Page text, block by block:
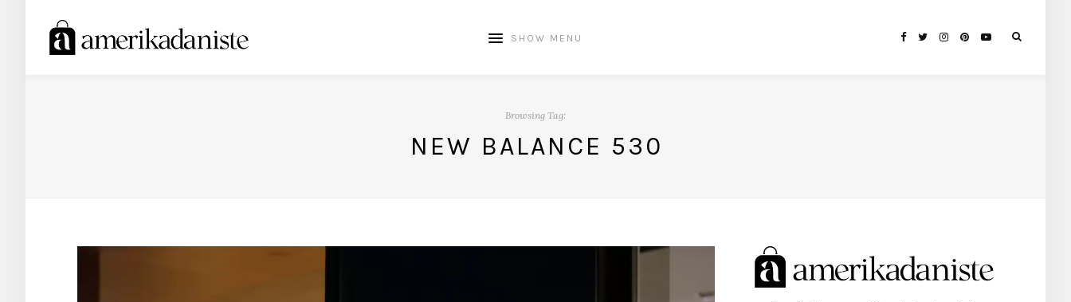
SHOW MENU
Browsing Tag:
NEW BALANCE 530